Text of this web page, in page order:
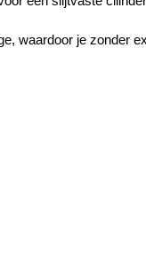
waardoor je zonder